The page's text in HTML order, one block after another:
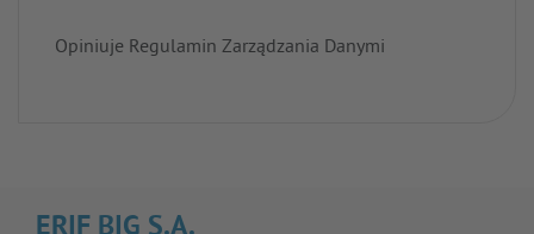
Opiniuje Regulamin Zarządzania Danymi